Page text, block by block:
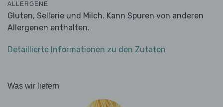
ALLERGENE
Gluten, Sellerie und Milch. Kann Spuren von anderen
Allergenen enthalten.
Detaillierte Informationen zu den Zutaten
Was wir liefern